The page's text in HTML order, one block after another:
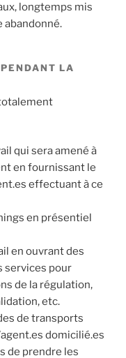
longtemps mis
abandonné.
LA
qui sera amené à
en fournissant le
effectuant à ce
en présentiel
en ouvrant des
services pour
de la régulation,
etc.
de transports
domicilié.es
de prendre les